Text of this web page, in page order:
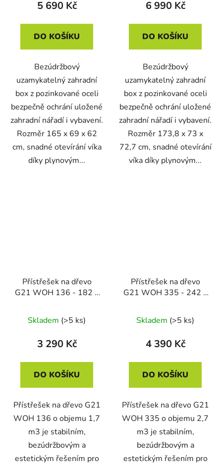
5 690 Kč
DO KOŠÍKU
Bezúdržbový
uzamykatelný zahradní
box z pozinkované oceli
bezpečně ochrání uložené
zahradní nářadí i vybavení.
Rozměr 165 x 69 x 62
cm, snadné otevírání víka
díky plynovým...
6 990 Kč
DO KOŠÍKU
Bezúdržbový
uzamykatelný zahradní
box z pozinkované oceli
bezpečně ochrání uložené
zahradní nářadí i vybavení.
Rozměr 173,8 x 73 x
72,7 cm, snadné otevírání
víka díky plynovým...
Přístřešek na dřevo
G21 WOH 136 - 182 x
Skladem (>5 ks)
3 290 Kč
DO KOŠÍKU
Přístřešek na dřevo G21
WOH 136 o objemu 1,7
m3 je stabilním,
bezúdržbovým a
estetickým řešením pro
Přístřešek na dřevo
G21 WOH 335 - 242 x
Skladem (>5 ks)
4 390 Kč
DO KOŠÍKU
Přístřešek na dřevo G21
WOH 335 o objemu 2,7
m3 je stabilním,
bezúdržbovým a
estetickým řešením pro